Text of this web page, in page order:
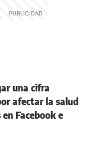
una cifra
afectar la salud
Facebook e